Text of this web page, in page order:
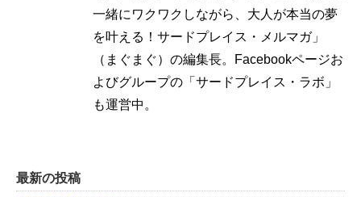
一緒にワクワクしながら、大人が本当の夢
を叶える！サードプレイス・メルマガ」
（まぐまぐ）の編集長。Facebookページお
よびグループの「サードプレイス・ラボ」
も運営中。
最新の投稿